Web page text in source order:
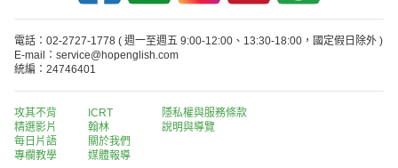
電話：02-2727-1778 ( 週一至週五 9:00-12:00、13:30-18:00，國定假日除外 )
E-mail：service@hopenglish.com
統編：24746401
攻其不背
精選影片
每日片語
專欄教學
ICRT
翰林
關於我們
媒體報導
隱私權與服務條款
說明與導覽